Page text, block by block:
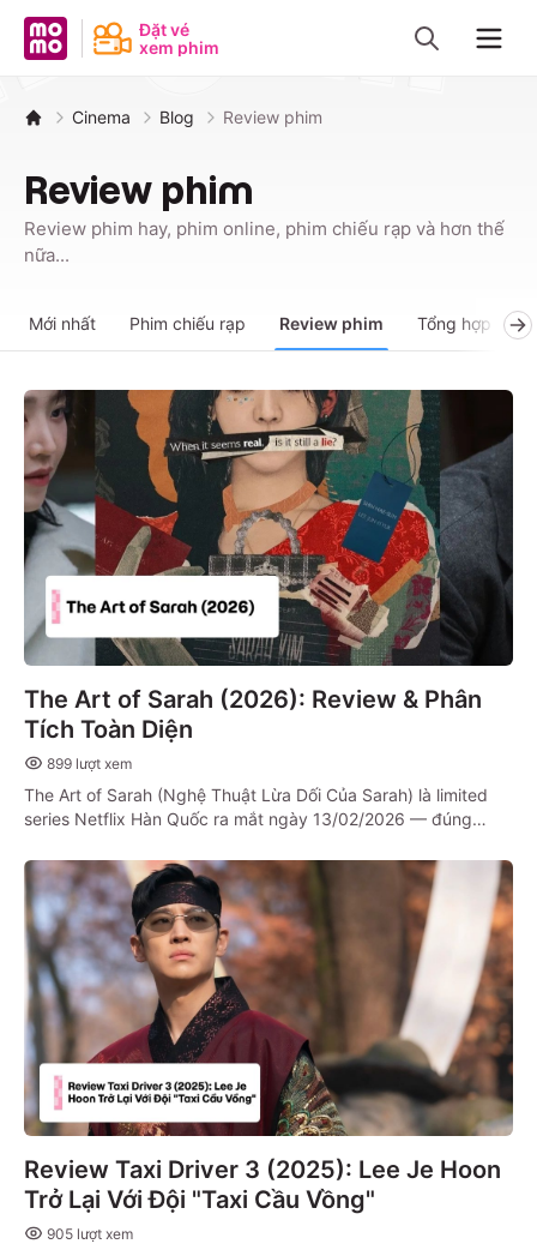
MoMo - Ứng dụng tài chính
Đặt vé
xem phim
Cinema Blog Review phim
Review phim
Review phim hay, phim online, phim chiếu rạp và hơn thế
nữa...
Mới nhất Phim chiếu rạp Review phim Tổng hợp phim
The Art of Sarah (2026): Review & Phân
Tích Toàn Diện
899 lượt xem
The Art of Sarah (Nghệ Thuật Lừa Dối Của Sarah) là limited
series Netflix Hàn Quốc ra mắt ngày 13/02/2026 — đúng
bộ phim về sự lừa dối, tham vọng và bản sắc thật-giả.
Review Taxi Driver 3 (2025): Lee Je Hoon
Trở Lại Với Đội "Taxi Cầu Vồng"
905 lượt xem